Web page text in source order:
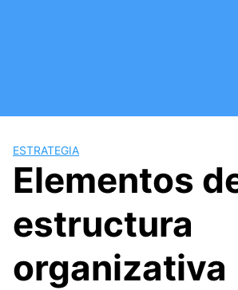
ESTRATEGIA
Elementos
estructura
organizativa